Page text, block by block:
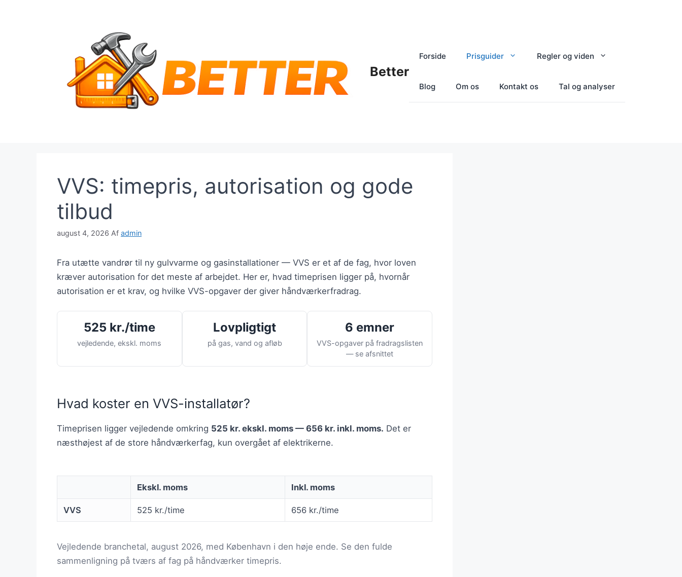
Better
Forside Prisguider Regler og viden
Blog Om os Kontakt os Tal og analyser
VVS: timepris, autorisation og gode
tilbud
august 4, 2026 Af admin
Fra utætte vandrør til ny gulvvarme og gasinstallationer — VVS er et af de fag, hvor loven
kræver autorisation for det meste af arbejdet. Her er, hvad timeprisen ligger på, hvornår
autorisation er et krav, og hvilke VVS-opgaver der giver håndværkerfradrag.
525 kr./time
vejledende, ekskl. moms
Lovpligtigt
på gas, vand og afløb
6 emner
VVS-opgaver på fradragslisten
— se afsnittet
Hvad koster en VVS-installatør?
Timeprisen ligger vejledende omkring 525 kr. ekskl. moms — 656 kr. inkl. moms. Det er
næsthøjest af de store håndværkerfag, kun overgået af elektrikerne.
Ekskl. moms Inkl. moms
VVS 525 kr./time 656 kr./time
Vejledende branchetal, august 2026, med København i den høje ende. Se den fulde
sammenligning på tværs af fag på håndværker timepris.